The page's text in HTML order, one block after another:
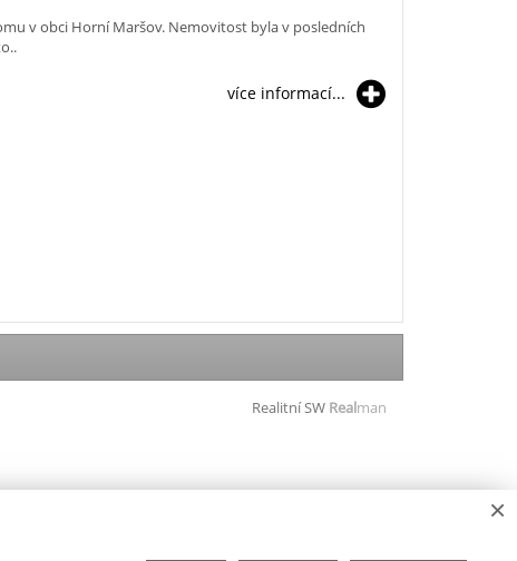
v obci Horní Maršov. Nemovitost byla v posledních
více informací...
Realitní SW Realman
×